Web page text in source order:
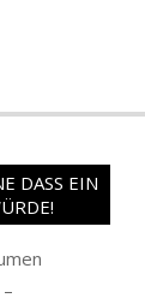
DASS EIN